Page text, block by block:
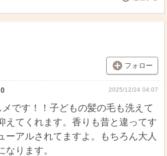
フォロー
0 2025/12/24 04:07
メです！！子どもの髪の毛も洗えて
えてくれます。香りも昔と違ってす
ーアルされてますよ。もちろん大人
なります。